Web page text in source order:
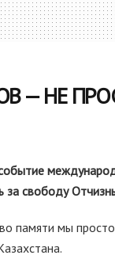
— НЕ
за свободу
памяти мы